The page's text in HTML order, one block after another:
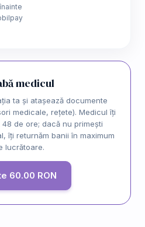
medicul
ta și atașează documente
medicale, rețete). Medicul îți
de ore; dacă nu primești
îți returnăm banii în maximum
lucrătoare.
60.00 RON